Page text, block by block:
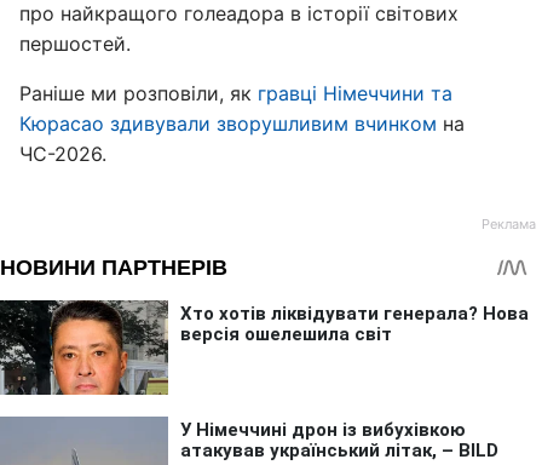
про найкращого голеадора в історії світових
першостей.
Раніше ми розповіли, як гравці Німеччини та
Кюрасао здивували зворушливим вчинком на
ЧС-2026.